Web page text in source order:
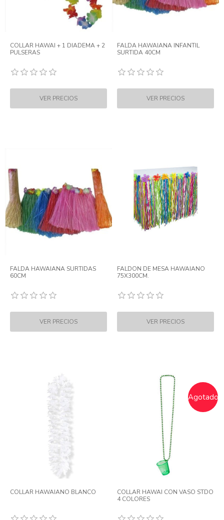
COLLAR HAWAI + 1 DIADEMA + 2
PULSERAS
FALDA HAWAIANA INFANTIL
SURTIDA 40CM
FALDA HAWAIANA SURTIDAS
60CM
FALDON DE MESA HAWAIANO
75X300CM.
COLLAR HAWAIANO BLANCO
Agotado
COLLAR HAWAI CON VASO STDO
4 COLORES